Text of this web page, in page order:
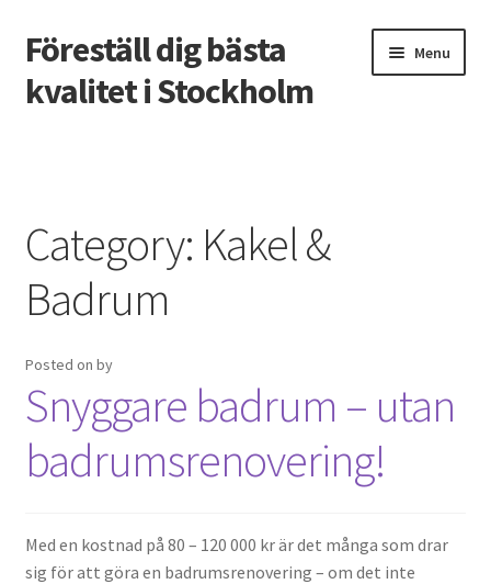
Skip
to
navigation
Skip
to
content
Föreställ dig bästa
kvalitet i Stockholm
Menu
Att lägga golv själv
Avdrag vid badrumsrenovering
Kan man bo kvar under en badrumsrenovering?
Populära köksstilar att överväga vid köksrenovering
Tänk på detta när du ska anlita rörläggare
Category: Kakel &
Badrum
Posted on by
Snyggare badrum – utan
badrumsrenovering!
Med en kostnad på 80 – 120 000 kr är det många som drar
sig för att göra en badrumsrenovering – om det inte